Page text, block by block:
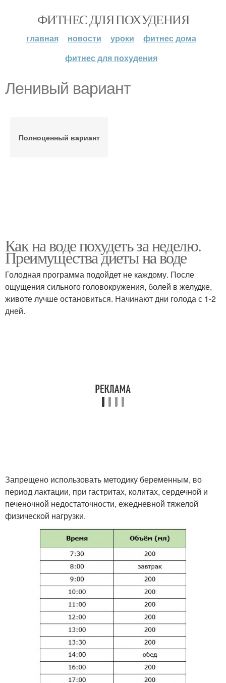
ФИТНЕС ДЛЯ ПОХУДЕНИЯ
главная новости уроки
фитнес дома
фитнес для похудения
Ленивый вариант
Полноценный вариант
Как на воде похудеть за неделю.
Преимущества диеты на воде
Голодная программа подойдет не каждому. После
ощущения сильного головокружения, болей в желудке,
животе лучше остановиться. Начинают дни голода с 1-2
дней.
Запрещено использовать методику беременным, во
период лактации, при гастритах, колитах, сердечной и
печеночной недостаточности, ежедневной тяжелой
физической нагрузки.